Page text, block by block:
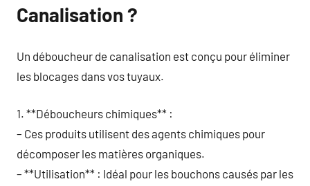
Canalisation ?
Un déboucheur de canalisation est conçu pour éliminer
les blocages dans vos tuyaux.
1. **Déboucheurs chimiques** :
– Ces produits utilisent des agents chimiques pour
décomposer les matières organiques.
– **Utilisation** : Idéal pour les bouchons causés par les